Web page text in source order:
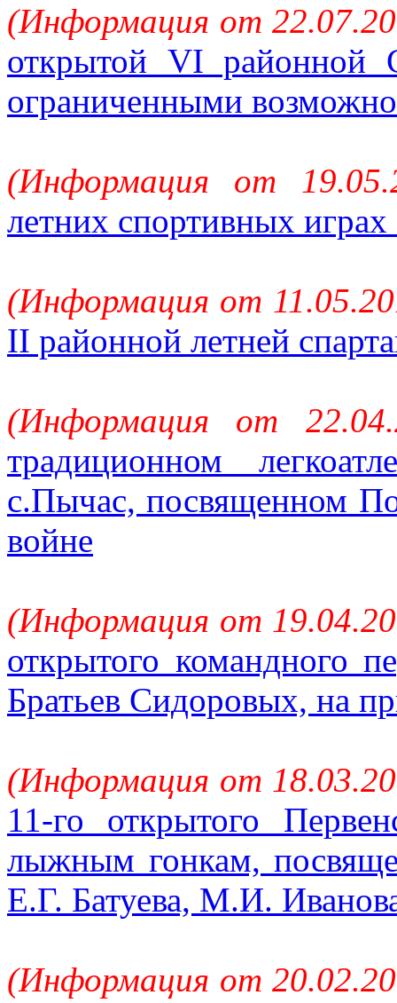
(Информация от
открытой VI районной
ограниченными
(Информация от
летних спортивных
(Информация от
II районной летней
(Информация от
традиционном
с.Пычас, посвященном
войне
(Информация от
открытого командного
Братьев Сидоровых, на
(Информация от
11-го открытого
лыжным гонкам,
Е.Г. Батуева, М.И.
(Информация от